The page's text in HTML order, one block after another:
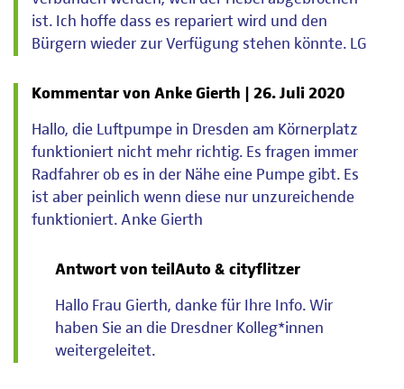
ist. Ich hoffe dass es repariert wird und den
Bürgern wieder zur Verfügung stehen könnte. LG
Kommentar von Anke Gierth | 26. Juli 2020
Hallo, die Luftpumpe in Dresden am Körnerplatz
funktioniert nicht mehr richtig. Es fragen immer
Radfahrer ob es in der Nähe eine Pumpe gibt. Es
ist aber peinlich wenn diese nur unzureichende
funktioniert. Anke Gierth
Antwort von teilAuto & cityflitzer
Hallo Frau Gierth, danke für Ihre Info. Wir
haben Sie an die Dresdner Kolleg*innen
weitergeleitet.